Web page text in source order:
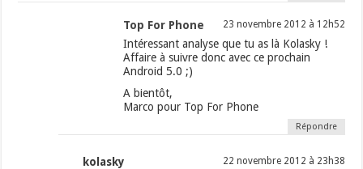
Top For Phone 23 novembre 2012 à 12h52
Intéressant analyse que tu as là Kolasky !
Affaire à suivre donc avec ce prochain
Android 5.0 ;)
A bientôt,
Marco pour Top For Phone
Répondre
kolasky 22 novembre 2012 à 23h38